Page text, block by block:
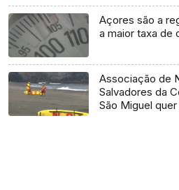
Açores são a
a maior taxa de
Associação de
Salvadores da
São Miguel